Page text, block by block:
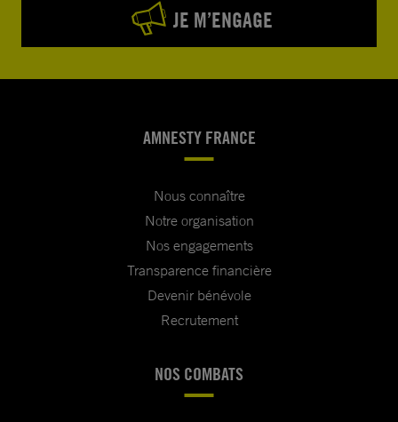
JE M’ENGAGE
AMNESTY FRANCE
Nous connaître
Notre organisation
Nos engagements
Transparence financière
Devenir bénévole
Recrutement
NOS COMBATS